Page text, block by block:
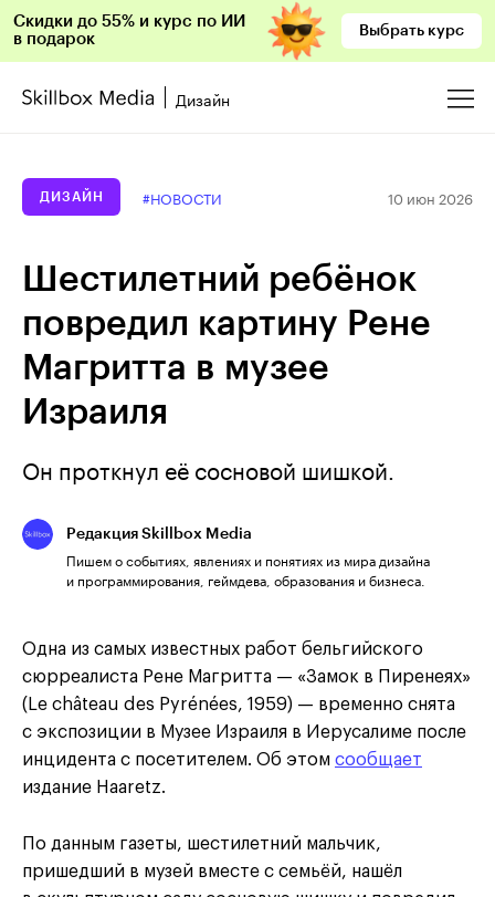
Скидки до 55% и курс по ИИ
в подарок
Выбрать курс
Дизайн
ДИЗАЙН #НОВОСТИ 10 июн 2026
Шестилетний ребёнок
повредил картину Рене
Магритта в музее
Израиля
Он проткнул её сосновой шишкой.
Редакция Skillbox Media
Пишем о событиях, явлениях и понятиях из мира дизайна
и программирования, геймдева, образования и бизнеса.
Одна из самых известных работ бельгийского
сюрреалиста Рене Магритта — «Замок в Пиренеях»
(Le château des Pyrénées, 1959) — временно снята
с экспозиции в Музее Израиля в Иерусалиме после
инцидента с посетителем. Об этом сообщает
издание Haaretz.
По данным газеты, шестилетний мальчик,
пришедший в музей вместе с семьёй, нашёл